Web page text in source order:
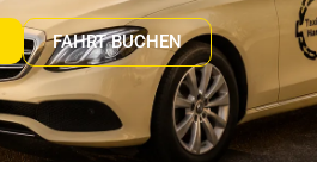
FAHRT BUCHEN